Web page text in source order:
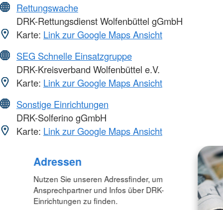
Rettungswache
DRK-Rettungsdienst Wolfenbüttel gGmbH
Karte: Link zur Google Maps Ansicht
SEG Schnelle Einsatzgruppe
DRK-Kreisverband Wolfenbüttel e.V.
Karte: Link zur Google Maps Ansicht
Sonstige Einrichtungen
DRK-Solferino gGmbH
Karte: Link zur Google Maps Ansicht
Adressen
Nutzen Sie unseren Adressfinder, um
Ansprechpartner und Infos über DRK-
Einrichtungen zu finden.